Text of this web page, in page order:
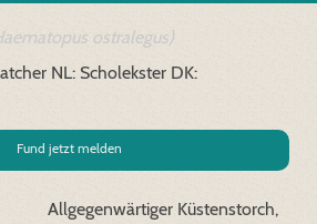
ostralegus)
NL: Scholekster DK:
Fund jetzt melden
Allgegenwärtiger Küstenstorch,